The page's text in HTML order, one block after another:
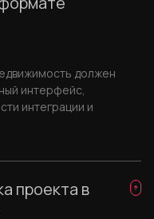
должен
интерфейс,
интеграции и
проекта в